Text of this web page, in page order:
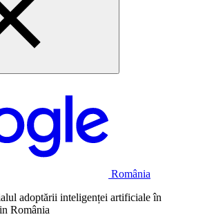
România
adoptării inteligenței artificiale în
România